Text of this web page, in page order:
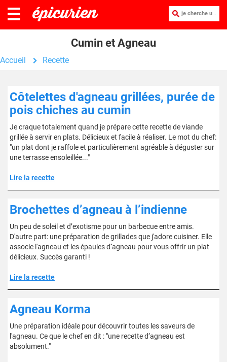
je cherche une recette :
Cumin et Agneau
Accueil Recette
Côtelettes d'agneau grillées, purée de
pois chiches au cumin
Je craque totalement quand je prépare cette recette de viande
grillée à servir en plats. Délicieux et facile à réaliser. Le mot du chef:
"un plat dont je raffole et particulièrement agréable à déguster sur
une terrasse ensoleillée..."
Lire la recette
Brochettes d’agneau à l’indienne
Un peu de soleil et d’exotisme pour un barbecue entre amis.
D'autre part: une préparation de grillades que j'adore cuisiner. Elle
associe l'agneau et les épaules d''agneau pour vous offrir un plat
délicieux. Succès garanti !
Lire la recette
Agneau Korma
Une préparation idéale pour découvrir toutes les saveurs de
l'agneau. Ce que le chef en dit : "une recette d’agneau est
absolument."